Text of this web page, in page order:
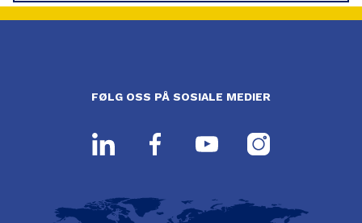
FØLG OSS PÅ SOSIALE MEDIER